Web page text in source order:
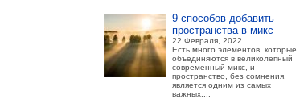
9 способов добавить
пространства в микс
22 Февраля, 2022
Есть много элементов, которые
объединяются в великолепный
современный микс, и
пространство, без сомнения,
является одним из самых
важных....